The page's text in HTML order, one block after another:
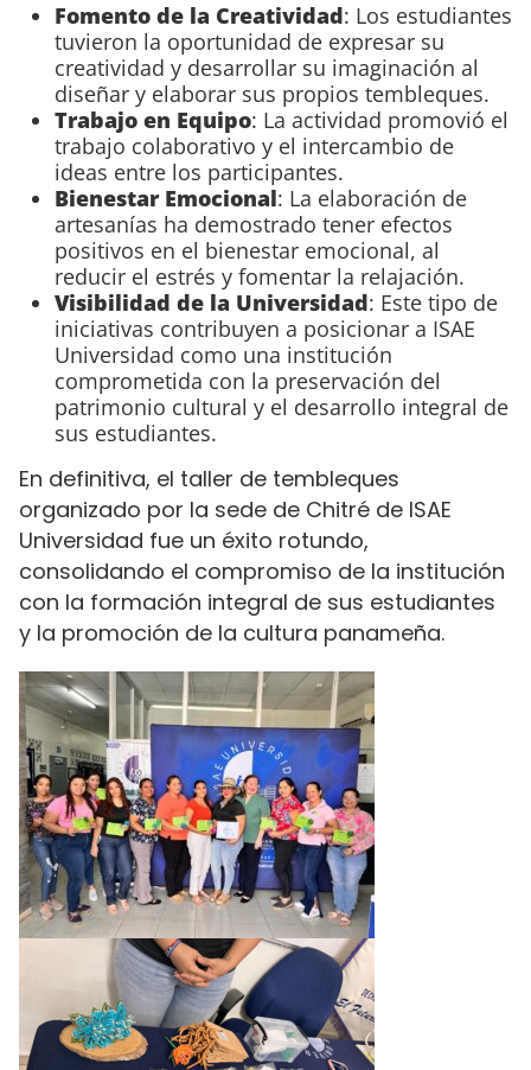
Fomento de la Creatividad: Los estudiantes
tuvieron la oportunidad de expresar su
creatividad y desarrollar su imaginación al
diseñar y elaborar sus propios tembleques.
Trabajo en Equipo: La actividad promovió el
trabajo colaborativo y el intercambio de
ideas entre los participantes.
Bienestar Emocional: La elaboración de
artesanías ha demostrado tener efectos
positivos en el bienestar emocional, al
reducir el estrés y fomentar la relajación.
Visibilidad de la Universidad: Este tipo de
iniciativas contribuyen a posicionar a ISAE
Universidad como una institución
comprometida con la preservación del
patrimonio cultural y el desarrollo integral de
sus estudiantes.
En definitiva, el taller de tembleques
organizado por la sede de Chitré de ISAE
Universidad fue un éxito rotundo,
consolidando el compromiso de la institución
con la formación integral de sus estudiantes
y la promoción de la cultura panameña.